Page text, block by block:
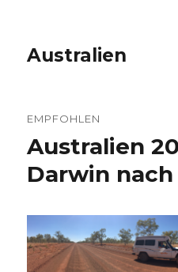
Australien
EMPFOHLEN
Australien
Darwin